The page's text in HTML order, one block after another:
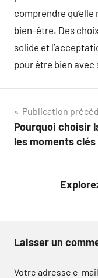
comprendre qu’elle
bien-être. Des
solide et
pour être bien avec
Navigation
de
Publication
Pourquoi choisir
les moments clés
Laisser un
Votre adresse e-